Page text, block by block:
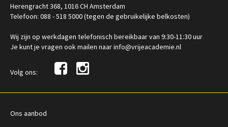
Herengracht 368, 1016 CH Amsterdam
Telefoon: 088 - 518 5000 (tegen de gebruikelijke belkosten)
Wij zijn op werkdagen telefonisch bereikbaar van 9:30-11:30 uur
Je kunt je vragen ook mailen naar info@vrijeacademie.nl
Volg ons:
Ons aanbod